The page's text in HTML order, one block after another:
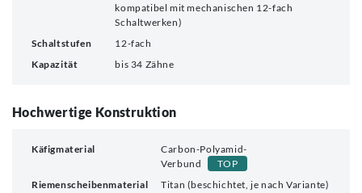
kompatibel mit mechanischen 12-fach
Schaltwerken)
Schaltstufen
12-fach
Kapazität
bis 34 Zähne
Hochwertige Konstruktion
Käfigmaterial
Carbon-Polyamid-
Verbund
TOP
Riemenscheibenmaterial
Titan (beschichtet, je nach Variante)